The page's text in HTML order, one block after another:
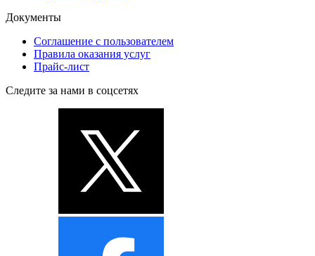
Документы
Соглашение с пользователем
Правила оказания услуг
Прайс-лист
Следите за нами в соцсетях